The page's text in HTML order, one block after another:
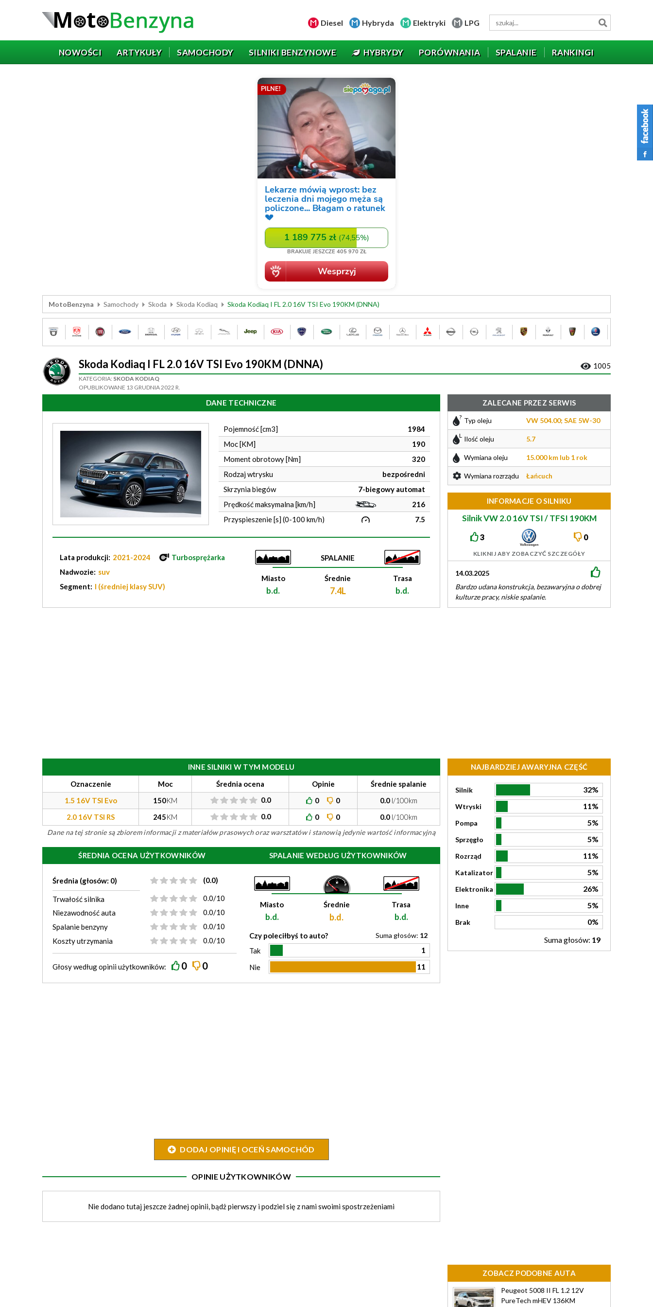
Diesel Hybryda Elektryki LPG
NOWOŚCI ARTYKUŁY SAMOCHODY SILNIKI BENZYNOWE HYBRYDY PORÓWNANIA SPALANIE RANKINGI
MotoBenzyna Samochody Skoda Skoda Kodiaq Skoda Kodiaq I FL 2.0 16V TSI Evo 190KM (DNNA)
Skoda Kodiaq I FL 2.0 16V TSI Evo 190KM (DNNA) 1005
KATEGORIA: SKODA KODIAQ
OPUBLIKOWANE 13 GRUDNIA 2022 R.
DANE TECHNICZNE
Pojemność [cm3]
1984
Moc [KM]
190
Moment obrotowy [Nm]
320
Rodzaj wtrysku
bezpośredni
Skrzynia biegów
7-biegowy automat
Prędkość maksymalna [km/h]
216
Przyspieszenie [s] (0-100 km/h)
7.5
Lata produkcji: 2021-2024
Turbosprężarka
Nadwozie: suv
Segment: I (średniej klasy SUV)
SPALANIE
Miasto
b.d.
Średnie
7.4L
Trasa
b.d.
ZALECANE PRZEZ SERWIS
Typ oleju VW 504.00; SAE 5W-30
Ilość oleju 5.7
Wymiana oleju 15.000 km lub 1 rok
Wymiana rozrządu Łańcuch
INFORMACJE O SILNIKU
Silnik VW 2.0 16V TSI / TFSI 190KM
EA888evo3
3 0
KLIKNIJ ABY ZOBACZYĆ SZCZEGÓŁY
14.03.2025
Bardzo udana konstrukcja, bezawaryjna o dobrej
kulturze pracy, niskie spalanie.
przy
INNE SILNIKI W TYM MODELU
Oznaczenie
Moc Średnia ocena Opinie
Średnie spalanie
1.5 16V TSI Evo
150KM 0.0 0 0 0.0 l/100km
2.0 16V TSI RS
245KM 0.0 0 0 0.0 l/100km
Dane na tej stronie są zbiorem informacji z materiałów prasowych oraz warsztatów i stanowią jedynie wartość informacyjną
ŚREDNIA OCENA UŻYTKOWNIKÓW
Średnia (głosów: 0) (0.0)
Trwałość silnika
0.0/10
Niezawodność auta
0.0/10
Spalanie benzyny
0.0/10
Koszty utrzymania
0.0/10
Głosy wedługopiniiużytkowników: 0 0
SPALANIE WEDŁUG UŻYTKOWNIKÓW
Miasto
b.d.
Średnie
b.d.
Trasa
b.d.
Czy poleciłbyś to auto? Suma głosów: 12
Tak 1
Nie 11
DODAJ OPINIĘ I OCEŃ SAMOCHÓD
OPINIE UŻYTKOWNIKÓW
Nie dodano tutaj jeszcze żadnej opinii, bądż pierwszy i podziel się z nami swoimi spostrzeżeniami
NAJBARDZIEJ AWARYJNA CZĘŚĆ
Silnik 32%
Wtryski 11%
Pompa 5%
Sprzęgło 5%
Rozrząd 11%
Katalizator 5%
Elektronika 26%
Inne 5%
Brak
0%
Suma głosów: 19
ZOBACZ PODOBNE AUTA
Peugeot 5008 II FL 1.2 12V
PureTech mHEV 136KM